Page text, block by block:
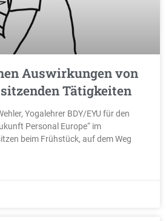
Auswirkungen von
Tätigkeiten
Yogalehrer BDY/EYU für den
Personal Europe“ im
beim Frühstück, auf dem Weg